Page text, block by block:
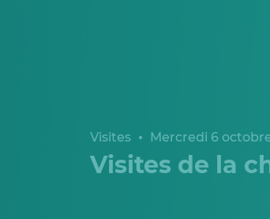
Visites Mercredi 6 octobre
Visites de la